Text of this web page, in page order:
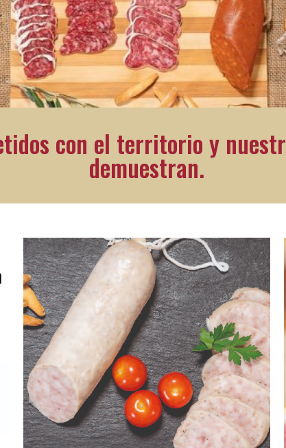
con el territorio y
demuestran.